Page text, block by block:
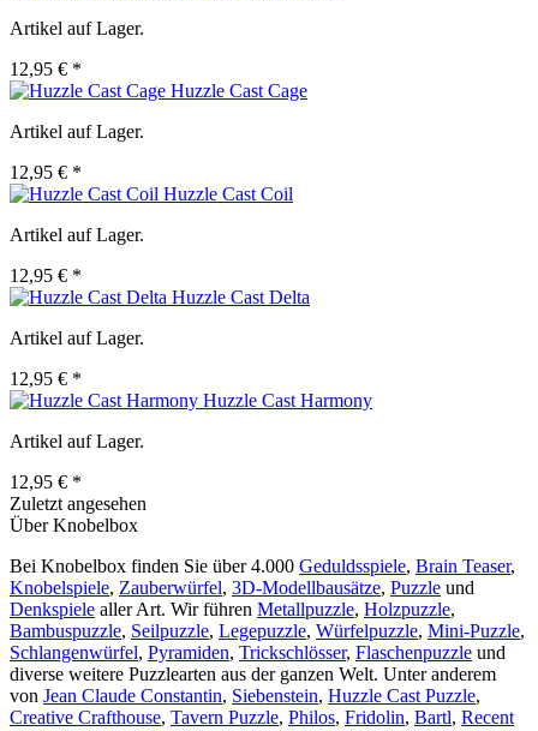
Artikel auf Lager.
12,95 € *
Huzzle Cast Cage
Artikel auf Lager.
12,95 € *
Huzzle Cast Coil
Artikel auf Lager.
12,95 € *
Huzzle Cast Delta
Artikel auf Lager.
12,95 € *
Huzzle Cast Harmony
Artikel auf Lager.
12,95 € *
Zuletzt angesehen
Über Knobelbox
Bei Knobelbox finden Sie über 4.000 Geduldsspiele, Brain Teaser,
Knobelspiele, Zauberwürfel, 3D-Modellbausätze, Puzzle und
Denkspiele aller Art. Wir führen Metallpuzzle, Holzpuzzle,
Bambuspuzzle, Seilpuzzle, Legepuzzle, Würfelpuzzle, Mini-Puzzle,
Schlangenwürfel, Pyramiden, Trickschlösser, Flaschenpuzzle und
diverse weitere Puzzlearten aus der ganzen Welt. Unter anderem
von Jean Claude Constantin, Siebenstein, Huzzle Cast Puzzle,
Creative Crafthouse, Tavern Puzzle, Philos, Fridolin, Bartl, Recent